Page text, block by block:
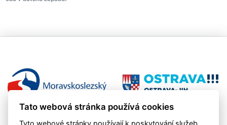
Tato webová stránka používá cookies
Tyto webové stránky používají k poskytování služeb,